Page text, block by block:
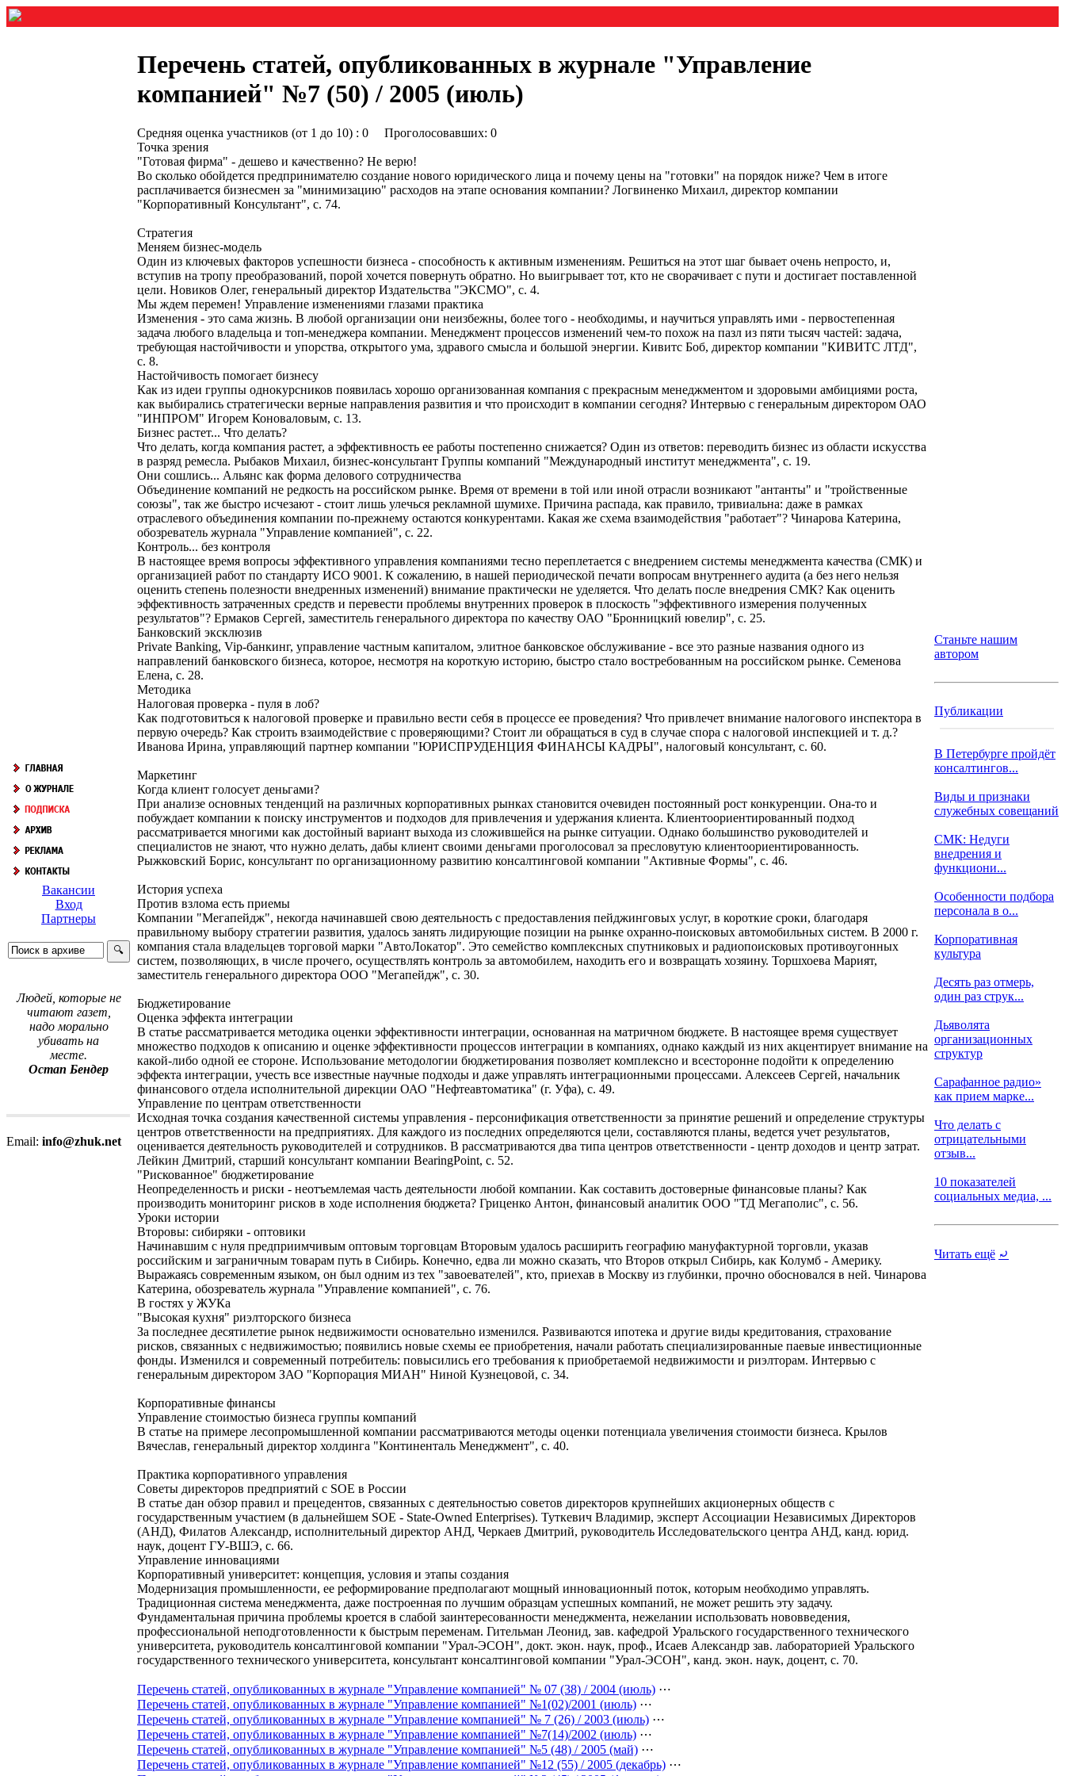
Вакансии
Вход
Партнеры
Людей, которые не
читают газет,
надо морально
убивать на
месте.
Остап Бендер
Email: info@zhuk.net
Перечень статей, опубликованных в журнале "Управление
компанией" №7 (50) / 2005 (июль)
Средняя оценка участников (от 1 до 10) : 0 Проголосовавших: 0
Точка зрения
"Готовая фирма" - дешево и качественно? Не верю!
Во сколько обойдется предпринимателю создание нового юридического лица и почему цены на "готовки" на порядок ниже? Чем в итоге
расплачивается бизнесмен за "минимизацию" расходов на этапе основания компании? Логвиненко Михаил, директор компании
"Корпоративный Консультант", с. 74.
Стратегия
Меняем бизнес-модель
Один из ключевых факторов успешности бизнеса - способность к активным изменениям. Решиться на этот шаг бывает очень непросто, и,
вступив на тропу преобразований, порой хочется повернуть обратно. Но выигрывает тот, кто не сворачивает с пути и достигает поставленной
цели. Новиков Олег, генеральный директор Издательства "ЭКСМО", с. 4.
Мы ждем перемен! Управление изменениями глазами практика
Изменения - это сама жизнь. В любой организации они неизбежны, более того - необходимы, и научиться управлять ими - первостепенная
задача любого владельца и топ-менеджера компании. Менеджмент процессов изменений чем-то похож на пазл из пяти тысяч частей: задача,
требующая настойчивости и упорства, открытого ума, здравого смысла и большой энергии. Кивитс Боб, директор компании "КИВИТС ЛТД",
с. 8.
Настойчивость помогает бизнесу
Как из идеи группы однокурсников появилась хорошо организованная компания с прекрасным менеджментом и здоровыми амбициями роста,
как выбирались стратегически верные направления развития и что происходит в компании сегодня? Интервью с генеральным директором ОАО
"ИНПРОМ" Игорем Коноваловым, с. 13.
Бизнес растет... Что делать?
Что делать, когда компания растет, а эффективность ее работы постепенно снижается? Один из ответов: переводить бизнес из области искусства
в разряд ремесла. Рыбаков Михаил, бизнес-консультант Группы компаний "Международный институт менеджмента", с. 19.
Они сошлись... Альянс как форма делового сотрудничества
Объединение компаний не редкость на российском рынке. Время от времени в той или иной отрасли возникают "антанты" и "тройственные
союзы", так же быстро исчезают - стоит лишь улечься рекламной шумихе. Причина распада, как правило, тривиальна: даже в рамках
отраслевого объединения компании по-прежнему остаются конкурентами. Какая же схема взаимодействия "работает"? Чинарова Катерина,
обозреватель журнала "Управление компанией", с. 22.
Контроль... без контроля
В настоящее время вопросы эффективного управления компаниями тесно переплетается с внедрением системы менеджмента качества (СМК) и
организацией работ по стандарту ИСО 9001. К сожалению, в нашей периодической печати вопросам внутреннего аудита (а без него нельзя
оценить степень полезности внедренных изменений) внимание практически не уделяется. Что делать после внедрения СМК? Как оценить
эффективность затраченных средств и перевести проблемы внутренних проверок в плоскость "эффективного измерения полученных
результатов"? Ермаков Сергей, заместитель генерального директора по качеству ОАО "Бронницкий ювелир", с. 25.
Банковский эксклюзив
Private Banking, Vip-банкинг, управление частным капиталом, элитное банковское обслуживание - все это разные названия одного из
направлений банковского бизнеса, которое, несмотря на короткую историю, быстро стало востребованным на российском рынке. Семенова
Елена, с. 28.
Методика
Налоговая проверка - пуля в лоб?
Как подготовиться к налоговой проверке и правильно вести себя в процессе ее проведения? Что привлечет внимание налогового инспектора в
первую очередь? Как строить взаимодействие с проверяющими? Стоит ли обращаться в суд в случае спора с налоговой инспекцией и т. д.?
Иванова Ирина, управляющий партнер компании "ЮРИСПРУДЕНЦИЯ ФИНАНСЫ КАДРЫ", налоговый консультант, с. 60.
Маркетинг
Когда клиент голосует деньгами?
При анализе основных тенденций на различных корпоративных рынках становится очевиден постоянный рост конкуренции. Она-то и
побуждает компании к поиску инструментов и подходов для привлечения и удержания клиента. Клиентоориентированный подход
рассматривается многими как достойный вариант выхода из сложившейся на рынке ситуации. Однако большинство руководителей и
специалистов не знают, что нужно делать, дабы клиент своими деньгами проголосовал за пресловутую клиентоориентированность.
Рыжковский Борис, консультант по организационному развитию консалтинговой компании "Активные Формы", с. 46.
История успеха
Против взлома есть приемы
Компании "Мегапейдж", некогда начинавшей свою деятельность с предоставления пейджинговых услуг, в короткие сроки, благодаря
правильному выбору стратегии развития, удалось занять лидирующие позиции на рынке охранно-поисковых автомобильных систем. В 2000 г.
компания стала владельцев торговой марки "АвтоЛокатор". Это семейство комплексных спутниковых и радиопоисковых противоугонных
систем, позволяющих, в числе прочего, осуществлять контроль за автомобилем, находить его и возвращать хозяину. Торшхоева Марият,
заместитель генерального директора ООО "Мегапейдж", с. 30.
Бюджетирование
Оценка эффекта интеграции
В статье рассматривается методика оценки эффективности интеграции, основанная на матричном бюджете. В настоящее время существует
множество подходов к описанию и оценке эффективности процессов интеграции в компаниях, однако каждый из них акцентирует внимание на
какой-либо одной ее стороне. Использование методологии бюджетирования позволяет комплексно и всесторонне подойти к определению
эффекта интеграции, учесть все известные научные подходы и даже управлять интеграционными процессами. Алексеев Сергей, начальник
финансового отдела исполнительной дирекции ОАО "Нефтеавтоматика" (г. Уфа), с. 49.
Управление по центрам ответственности
Исходная точка создания качественной системы управления - персонификация ответственности за принятие решений и определение структуры
центров ответственности на предприятиях. Для каждого из последних определяются цели, составляются планы, ведется учет результатов,
оценивается деятельность руководителей и сотрудников. В рассматриваются два типа центров ответственности - центр доходов и центр затрат.
Лейкин Дмитрий, старший консультант компании BearingPoint, с. 52.
"Рискованное" бюджетирование
Неопределенность и риски - неотъемлемая часть деятельности любой компании. Как составить достоверные финансовые планы? Как
производить мониторинг рисков в ходе исполнения бюджета? Гриценко Антон, финансовый аналитик ООО "ТД Мегаполис", с. 56.
Уроки истории
Второвы: сибиряки - оптовики
Начинавшим с нуля предприимчивым оптовым торговцам Второвым удалось расширить географию мануфактурной торговли, указав
российским и заграничным товарам путь в Сибирь. Конечно, едва ли можно сказать, что Второв открыл Сибирь, как Колумб - Америку.
Выражаясь современным языком, он был одним из тех "завоевателей", кто, приехав в Москву из глубинки, прочно обосновался в ней. Чинарова
Катерина, обозреватель журнала "Управление компанией", с. 76.
В гостях у ЖУКа
"Высокая кухня" риэлторского бизнеса
За последнее десятилетие рынок недвижимости основательно изменился. Развиваются ипотека и другие виды кредитования, страхование
рисков, связанных с недвижимостью; появились новые схемы ее приобретения, начали работать специализированные паевые инвестиционные
фонды. Изменился и современный потребитель: повысились его требования к приобретаемой недвижимости и риэлторам. Интервью с
генеральным директором ЗАО "Корпорация МИАН" Ниной Кузнецовой, с. 34.
Корпоративные финансы
Управление стоимостью бизнеса группы компаний
В статье на примере лесопромышленной компании рассматриваются методы оценки потенциала увеличения стоимости бизнеса. Крылов
Вячеслав, генеральный директор холдинга "Континенталь Менеджмент", с. 40.
Практика корпоративного управления
Советы директоров предприятий с SOE в России
В статье дан обзор правил и прецедентов, связанных с деятельностью советов директоров крупнейших акционерных обществ с
государственным участием (в дальнейшем SOE - State-Owned Enterprises). Туткевич Владимир, эксперт Ассоциации Независимых Директоров
(АНД), Филатов Александр, исполнительный директор АНД, Черкаев Дмитрий, руководитель Исследовательского центра АНД, канд. юрид.
наук, доцент ГУ-ВШЭ, с. 66.
Управление инновациями
Корпоративный университет: концепция, условия и этапы создания
Модернизация промышленности, ее реформирование предполагают мощный инновационный поток, которым необходимо управлять.
Традиционная система менеджмента, даже построенная по лучшим образцам успешных компаний, не может решить эту задачу.
Фундаментальная причина проблемы кроется в слабой заинтересованности менеджмента, нежелании использовать нововведения,
профессиональной неподготовленности к быстрым переменам. Гительман Леонид, зав. кафедрой Уральского государственного технического
университета, руководитель консалтинговой компании "Урал-ЭСОН", докт. экон. наук, проф., Исаев Александр зав. лабораторией Уральского
государственного технического университета, консультант консалтинговой компании "Урал-ЭСОН", канд. экон. наук, доцент, с. 70.
Перечень статей, опубликованных в журнале "Управление компанией" № 07 (38) / 2004 (июль) ⋯
Перечень статей, опубликованных в журнале "Управление компанией" №1(02)/2001 (июль) ⋯
Перечень статей, опубликованных в журнале "Управление компанией" № 7 (26) / 2003 (июль) ⋯
Перечень статей, опубликованных в журнале "Управление компанией" №7(14)/2002 (июль) ⋯
Перечень статей, опубликованных в журнале "Управление компанией" №5 (48) / 2005 (май) ⋯
Перечень статей, опубликованных в журнале "Управление компанией" №12 (55) / 2005 (декабрь) ⋯
Станьте нашим
автором
Публикации
В Петербурге пройдёт
консалтингов...
Виды и признаки
служебных совещаний
СМК: Недуги
внедрения и
функциони...
Особенности подбора
персонала в о...
Корпоративная
культура
Десять раз отмерь,
один раз струк...
Дьяволята
организационных
структур
Сарафанное радио»
как прием марке...
Что делать с
отрицательными
отзыв...
10 показателей
социальных медиа, ...
Читать ещё ⤾